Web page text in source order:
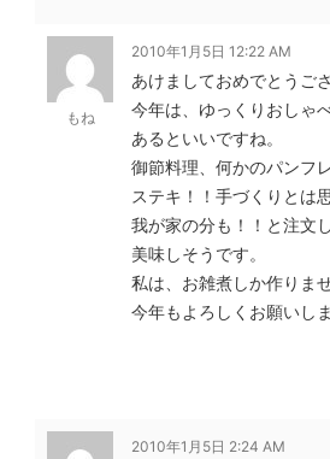
もね
2010年1月5日 12:22 AM
あけましておめでとうご
今年は、ゆっくりおしゃ
あるといいですね。
御節料理、何かのパンフ
ステキ！！手づくりとは
我が家の分も！！と注文
美味しそうです。
私は、お雑煮しか作りま
今年もよろしくお願いしま
2010年1月5日 2:24 AM